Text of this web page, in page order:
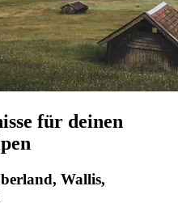
für deinen
Wallis,